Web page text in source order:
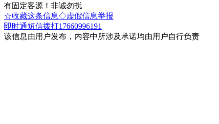
有固定客源！非诚勿扰
☆收藏这条信息◇虚假信息举报
即时通短信拨打17660996191
该信息由用户发布，内容中所涉及承诺均由用户自行负责